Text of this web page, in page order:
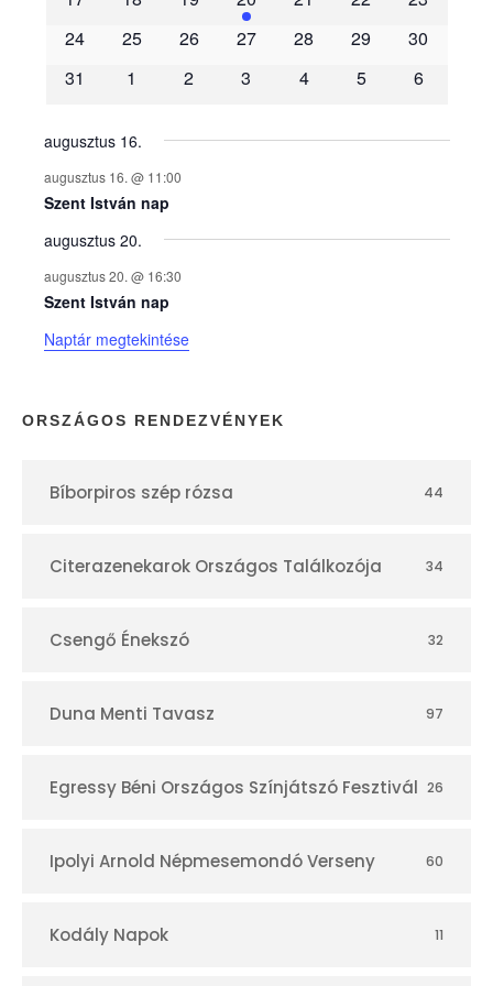
é
n
y
e
k
n
a
p
r
24
25 26 27 28 29
30
31
1 2 3 4 5 6
augusztus 16.
augusztus 16. @ 11:00
Szent István nap
augusztus 20.
augusztus 20. @ 16:30
Szent István nap
Naptár megtekintése
ORSZÁGOS RENDEZVÉNYEK
Bíborpiros szép rózsa 44
Citerazenekarok Országos Találkozója 34
Csengő Énekszó 32
Duna Menti Tavasz 97
Egressy Béni Országos Színjátszó Fesztivál 26
Ipolyi Arnold Népmesemondó Verseny 60
Kodály Napok 11